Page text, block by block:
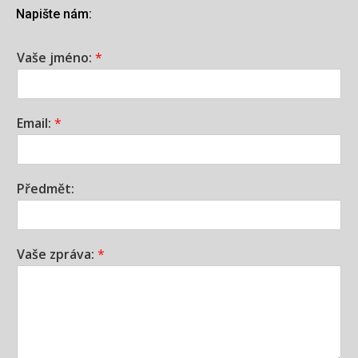
Napište nám:
Vaše jméno: *
Email: *
Předmět:
Vaše zpráva: *